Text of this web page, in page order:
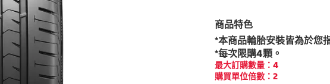
商品特色
*本商品輪胎安裝皆為於您
*每次限購4顆。
最大訂購數量：4
購買單位倍數：2